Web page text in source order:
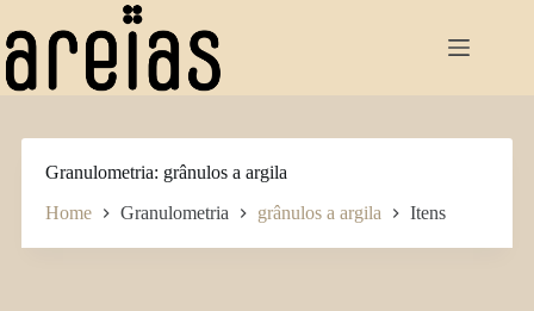
para
o
conteúdo
Granulometria grânulos a argila
Home Granulometria grânulos a argila Itens